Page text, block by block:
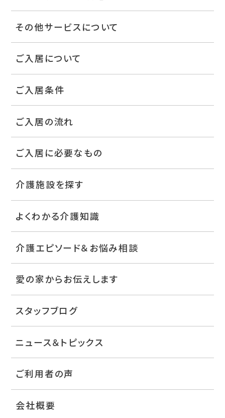
その他サービスについて
ご入居について
ご入居条件
ご入居の流れ
ご入居に必要なもの
介護施設を探す
よくわかる介護知識
介護エピソード＆お悩み相談
愛の家からお伝えします
スタッフブログ
ニュース＆トピックス
ご利用者の声
会社概要